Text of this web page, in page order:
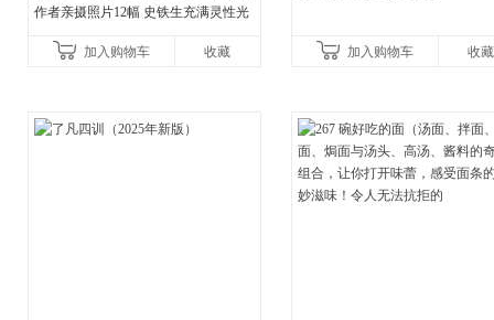
作者亲摄照片12幅 史铁生充满灵性光
加入购物车
收藏 加入购物车 收藏